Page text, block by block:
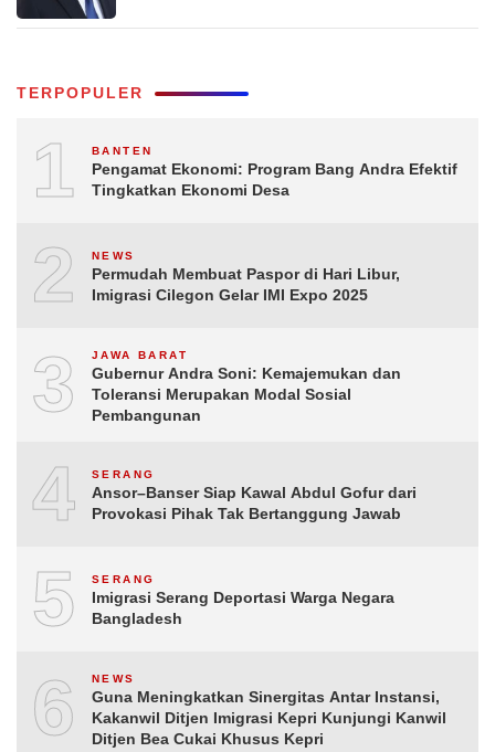
TERPOPULER
1 BANTEN
Pengamat Ekonomi: Program Bang Andra Efektif
Tingkatkan Ekonomi Desa
2 NEWS
Permudah Membuat Paspor di Hari Libur,
Imigrasi Cilegon Gelar IMI Expo 2025
3 JAWA BARAT
Gubernur Andra Soni: Kemajemukan dan
Toleransi Merupakan Modal Sosial
Pembangunan
4 SERANG
Ansor–Banser Siap Kawal Abdul Gofur dari
Provokasi Pihak Tak Bertanggung Jawab
5 SERANG
Imigrasi Serang Deportasi Warga Negara
Bangladesh
6 NEWS
Guna Meningkatkan Sinergitas Antar Instansi,
Kakanwil Ditjen Imigrasi Kepri Kunjungi Kanwil
Ditjen Bea Cukai Khusus Kepri